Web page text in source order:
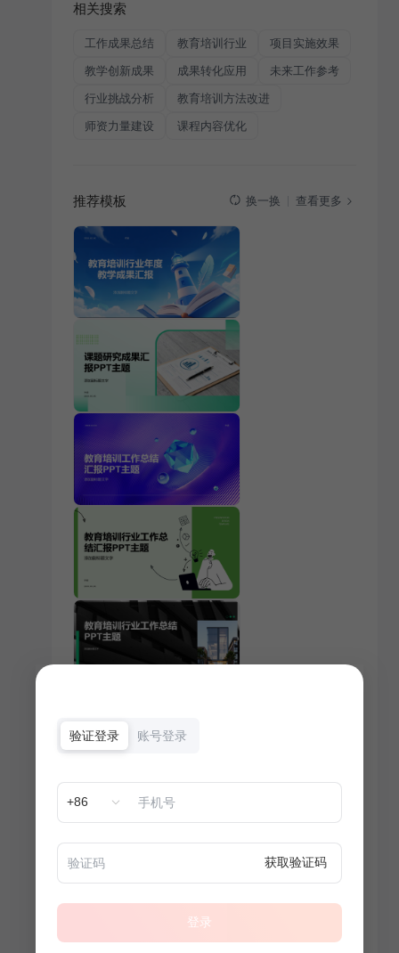
相关搜索
工作成果总结 教育培训行业 项目实施效果
教学创新成果 成果转化应用 未来工作参考
行业挑战分析 教育培训方法改进
师资力量建设 课程内容优化
推荐模板 换一换 查看更多
验证登录 账号登录
+86
获取验证码
登录